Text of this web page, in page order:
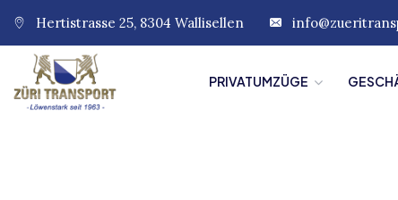
Hertistrasse 25, 8304 Wallisellen
PRIVATUMZÜGE